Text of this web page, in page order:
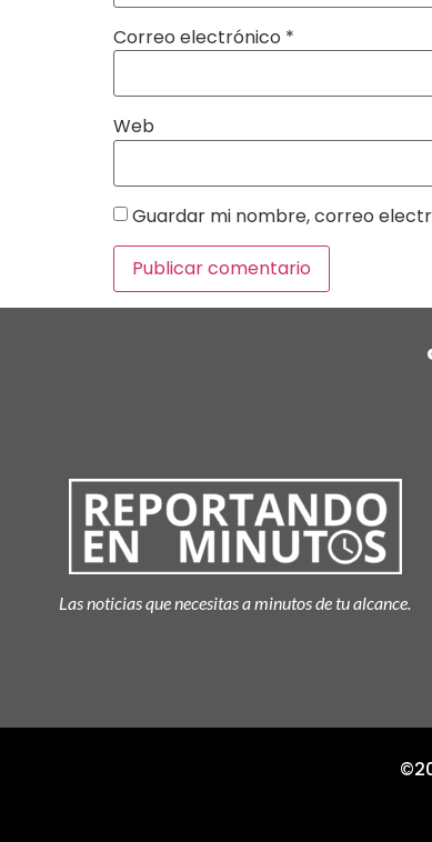
Correo electrónico *
Web
Guardar mi nombre, correo
Las noticias que necesitas a minutos de tu alcance.